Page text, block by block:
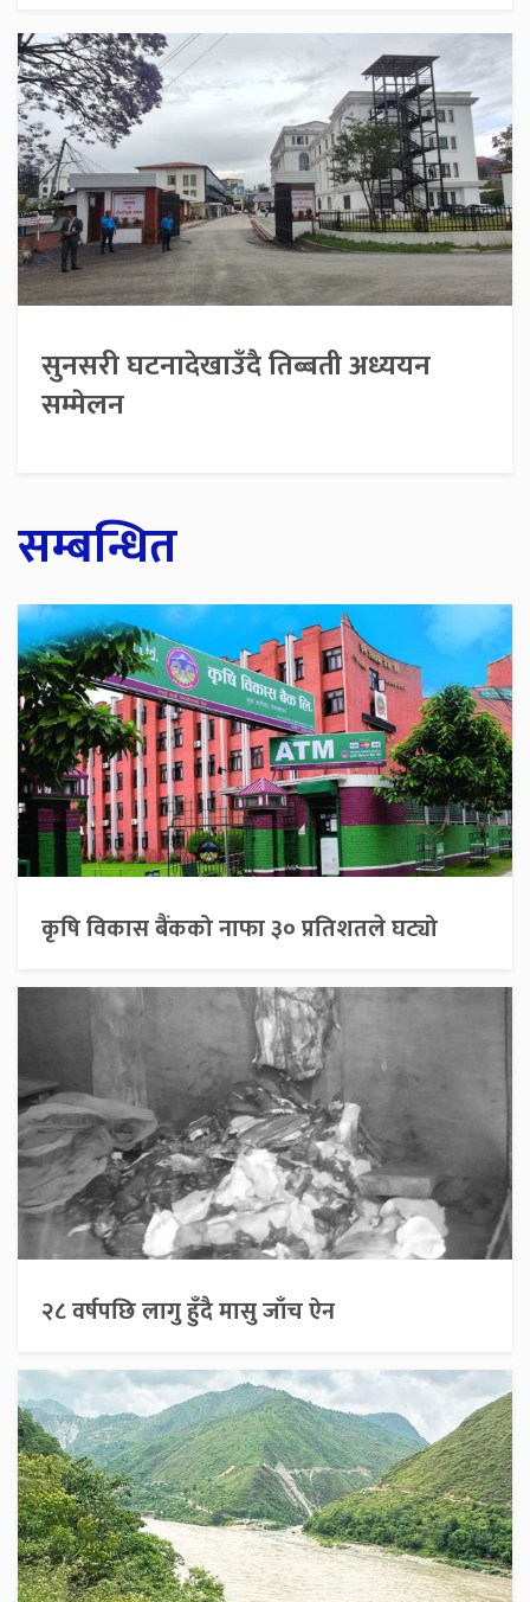
सुनसरी घटनादेखाउँदै तिब्बती अध्ययन
सम्मेलन
सम्बन्धित
कृषि विकास बैंकको नाफा ३० प्रतिशतले घट्यो
२८ वर्षपछि लागु हुँदै मासु जाँच ऐन